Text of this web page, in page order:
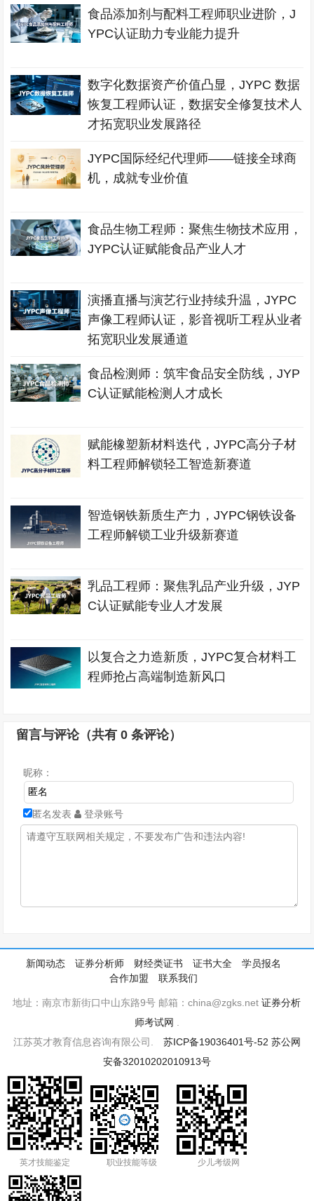
食品添加剂与配料工程师职业进阶，J
YPC认证助力专业能力提升
数字化数据资产价值凸显，JYPC 数据
恢复工程师认证，数据安全修复技术人
才拓宽职业发展路径
JYPC国际经纪代理师——链接全球商
机，成就专业价值
食品生物工程师：聚焦生物技术应用，
JYPC认证赋能食品产业人才
演播直播与演艺行业持续升温，JYPC
声像工程师认证，影音视听工程从业者
拓宽职业发展通道
食品检测师：筑牢食品安全防线，JYP
C认证赋能检测人才成长
赋能橡塑新材料迭代，JYPC高分子材
料工程师解锁轻工智造新赛道
智造钢铁新质生产力，JYPC钢铁设备
工程师解锁工业升级新赛道
乳品工程师：聚焦乳品产业升级，JYP
C认证赋能专业人才发展
以复合之力造新质，JYPC复合材料工
程师抢占高端制造新风口
留言与评论（共有0 条评论）
昵称：
匿名发表 登录账号
新闻动态 证券分析师 财经类证书 证书大全
学员报名
合作加盟
联系我们
地址：南京市新街口中山东路9号 邮箱：china@zgks.net证券分析
师考试网
江苏英才教育信息咨询有限公司. 苏ICP备19036401号-52 苏公网
安备32010202010913号
英才技能鉴定 职业技能等级 少儿考级网